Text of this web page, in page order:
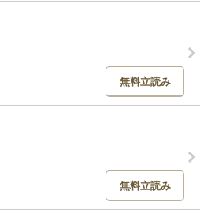
無料立読み
無料立読み